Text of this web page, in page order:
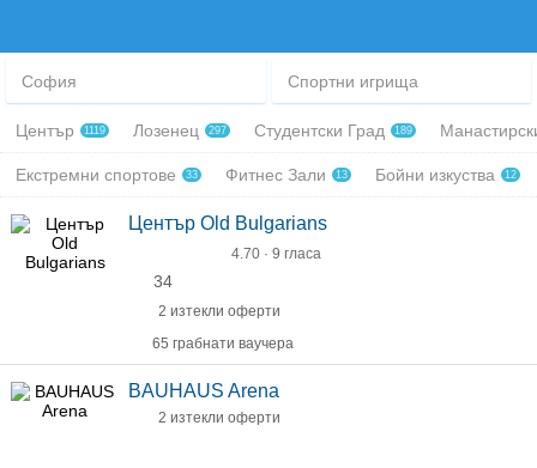
София Спортни игрища
Център 1119 Лозенец 297 Студентски Град 189
Екстремни спортове 33 Фитнес Зали 13 Бойни изкуства 12
Център Old Bulgarians
4.70 · 9 гласа
34
2 изтекли оферти
65 грабнати ваучера
BAUHAUS Arena
2 изтекли оферти